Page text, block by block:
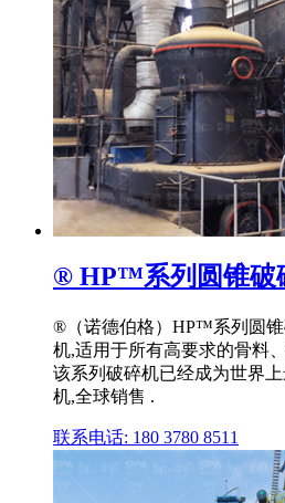
® HP™系列圆锥破
®（诺德伯格）HP™系列圆
机,适用于所有高要求的骨料
该系列破碎机已经成为世界
机,全球销售 .
联系电话: 180 3780 8511